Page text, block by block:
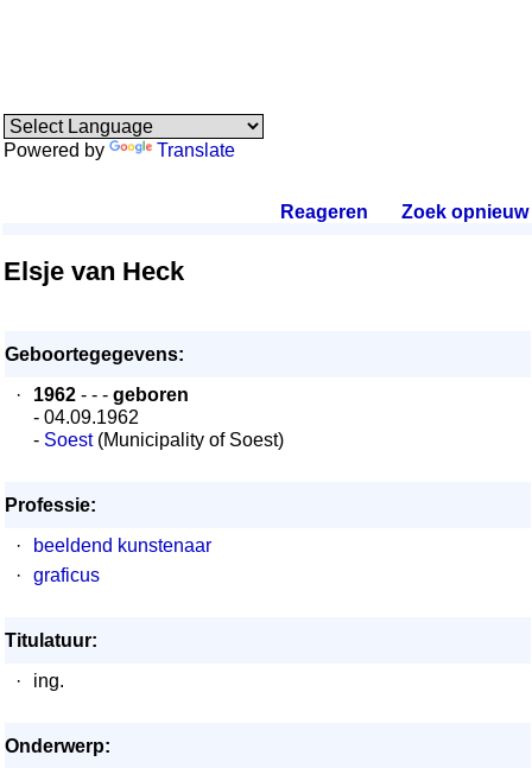
Powered by Translate
Reageren Zoek opnieuw.
Elsje van Heck
Geboortegegevens:
·
1962 - - - geboren
- 04.09.1962
- Soest(Municipality of Soest)
Professie:
·
beeldend kunstenaar
·
graficus
Titulatuur:
·
ing.
Onderwerp: